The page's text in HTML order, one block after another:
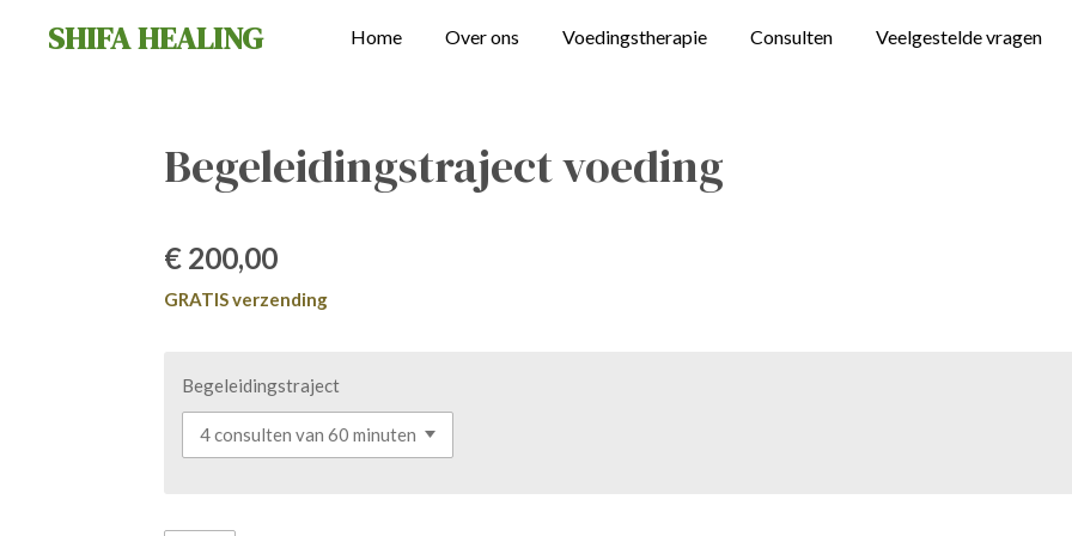
SHIFA HEALING Home Over ons Voedingstherapie Consulten Veelgestelde vragen
Begeleidingstraject voeding
€ 200,00
GRATIS verzending
Begeleidingstraject